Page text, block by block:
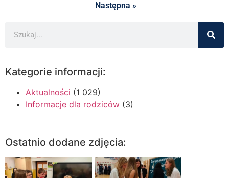
Następna »
Kategorie informacji:
Aktualności (1 029)
Informacje dla rodziców (3)
Ostatnio dodane zdjęcia: